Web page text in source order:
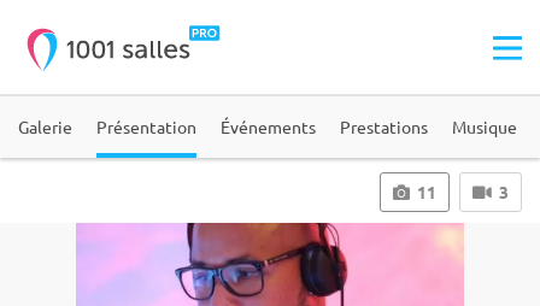
Galerie Présentation Événements Prestations Musique
11 3